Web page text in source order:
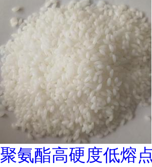
聚氨酯高硬度低熔